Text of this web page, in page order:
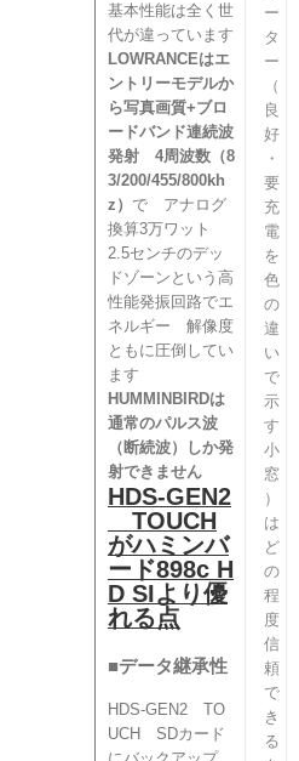
基本性能は全く世
代が違っています
LOWRANCEはエ
ントリーモデルか
ら写真画質+ブロ
ードバンド連続波
発射 4周波数（8
3/200/455/800kh
z） で アナログ
換算3万ワット
2.5センチのデッ
ドゾーンという高
性能発振回路でエ
ネルギー 解像度
ともに圧倒してい
ます
HUMMINBIRDは
通常のパルス波
（断続波）しか発
射できません
HDS-GEN2
TOUCH
がハミンバ
ード898c H
D SIより優
れる点
■データ継承性
HDS-GEN2 TO
UCH SDカード
ー
タ
ー
（
良
好
・
要
充
電
を
色
の
違
い
で
示
す
小
窓
）
は
ど
の
程
度
信
頼
で
き
る